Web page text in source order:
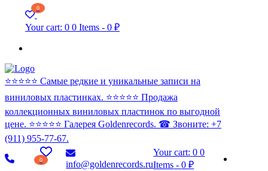
0
Your cart: 0 0 Items - 0 ₽
⭐️⭐️⭐️⭐️⭐️ Самые редкие и уникальные записи на
виниловых пластинках. ⭐️⭐️⭐️⭐️⭐️ Продажа
коллекционных виниловых пластинок по выгодной
цене. ⭐️⭐️⭐️⭐️⭐️ Галерея Goldenrecords. ☎ Звоните: +7
(911) 955-77-67.
0 info@goldenrecords.ru
Your cart: 00
Items -0 ₽